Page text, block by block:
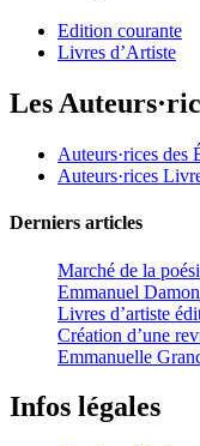
Edition courante
Livres d’Artiste
Les
Auteurs·rices des
Auteurs·rices
Derniers articles
Marché de la
Emmanuel Damon
Livres d’artiste
Création d’une
Emmanuelle
Infos légales